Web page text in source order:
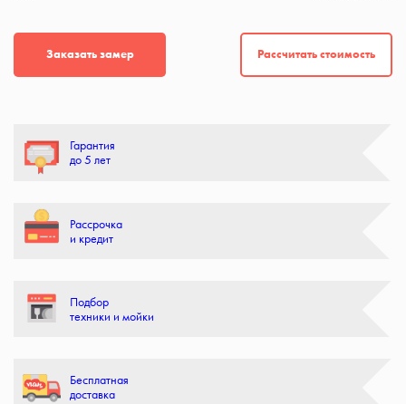
Заказать замер Рассчитать стоимость
Гарантия
до 5 лет
Рассрочка
и кредит
Подбор
техники и мойки
Бесплатная
доставка